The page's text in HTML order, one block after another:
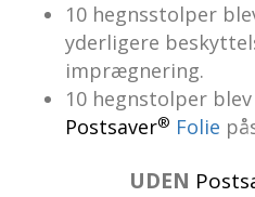
10 hegnsstolper
yderligere
imprægnering.
10 hegnstolper
Postsaver® Folie
UDEN